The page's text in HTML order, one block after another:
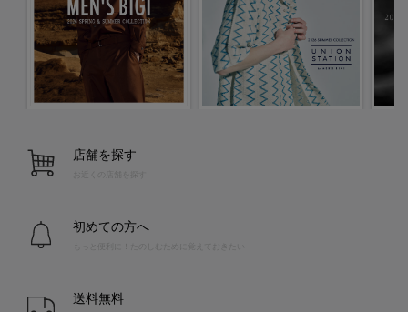
店舗を探す
お近くの店舗を探す
初めての方へ
送料無料